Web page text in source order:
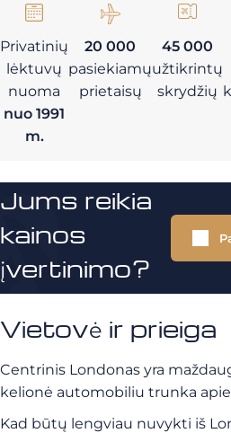
Privatinių
lėktuvų
nuoma
nuo 1991
m.
20 000
pasiekiamų
prietaisų
45 000
užtikrintų
skrydžių
Jums reikia
kainos
įvertinimo?
Vietovė ir prieiga
Centrinis Londonas yra
kelionė automobiliu trunka
Kad būtų lengviau nuvykti iš